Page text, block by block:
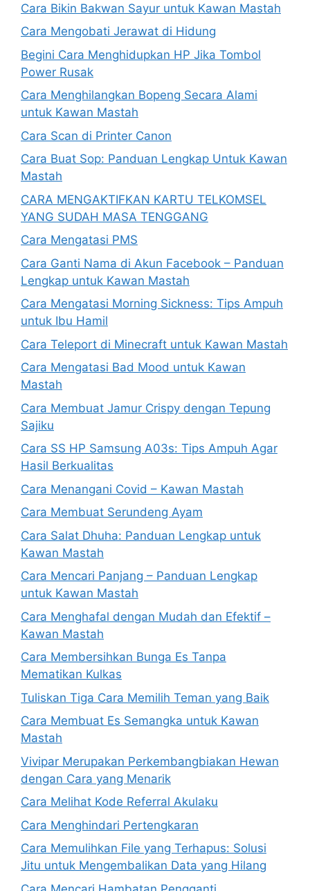
Cara Bikin Bakwan Sayur untuk Kawan Mastah
Cara Mengobati Jerawat di Hidung
Begini Cara Menghidupkan HP Jika Tombol
Power Rusak
Cara Menghilangkan Bopeng Secara Alami
untuk Kawan Mastah
Cara Scan di Printer Canon
Cara Buat Sop: Panduan Lengkap Untuk Kawan
Mastah
CARA MENGAKTIFKAN KARTU TELKOMSEL
YANG SUDAH MASA TENGGANG
Cara Mengatasi PMS
Cara Ganti Nama di Akun Facebook – Panduan
Lengkap untuk Kawan Mastah
Cara Mengatasi Morning Sickness: Tips Ampuh
untuk Ibu Hamil
Cara Teleport di Minecraft untuk Kawan Mastah
Cara Mengatasi Bad Mood untuk Kawan
Mastah
Cara Membuat Jamur Crispy dengan Tepung
Sajiku
Cara SS HP Samsung A03s: Tips Ampuh Agar
Hasil Berkualitas
Cara Menangani Covid – Kawan Mastah
Cara Membuat Serundeng Ayam
Cara Salat Dhuha: Panduan Lengkap untuk
Kawan Mastah
Cara Mencari Panjang – Panduan Lengkap
untuk Kawan Mastah
Cara Menghafal dengan Mudah dan Efektif –
Kawan Mastah
Cara Membersihkan Bunga Es Tanpa
Mematikan Kulkas
Tuliskan Tiga Cara Memilih Teman yang Baik
Cara Membuat Es Semangka untuk Kawan
Mastah
Vivipar Merupakan Perkembangbiakan Hewan
dengan Cara yang Menarik
Cara Melihat Kode Referral Akulaku
Cara Menghindari Pertengkaran
Cara Memulihkan File yang Terhapus: Solusi
Jitu untuk Mengembalikan Data yang Hilang